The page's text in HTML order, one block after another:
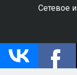
Сетевое